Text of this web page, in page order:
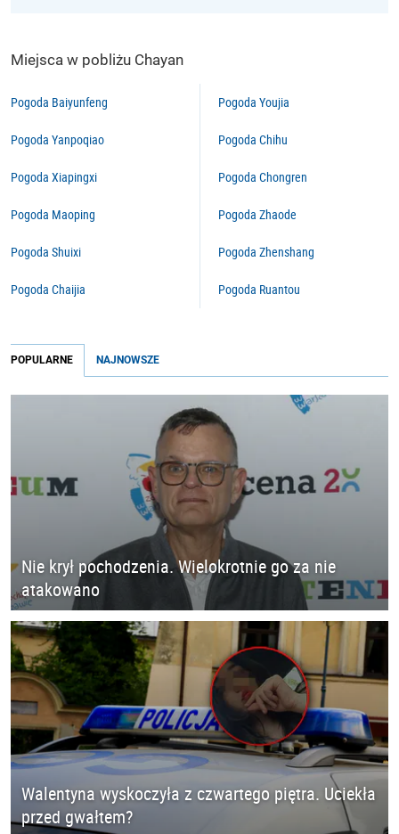
Miejsca w pobliżu Chayan
Pogoda Baiyunfeng
Pogoda Yanpoqiao
Pogoda Xiapingxi
Pogoda Maoping
Pogoda Shuixi
Pogoda Chaijia
Pogoda Youjia
Pogoda Chihu
Pogoda Chongren
Pogoda Zhaode
Pogoda Zhenshang
Pogoda Ruantou
POPULARNE NAJNOWSZE
Nie krył pochodzenia. Wielokrotnie go za nie
atakowano
Walentyna wyskoczyła z czwartego piętra. Uciekła
przed gwałtem?